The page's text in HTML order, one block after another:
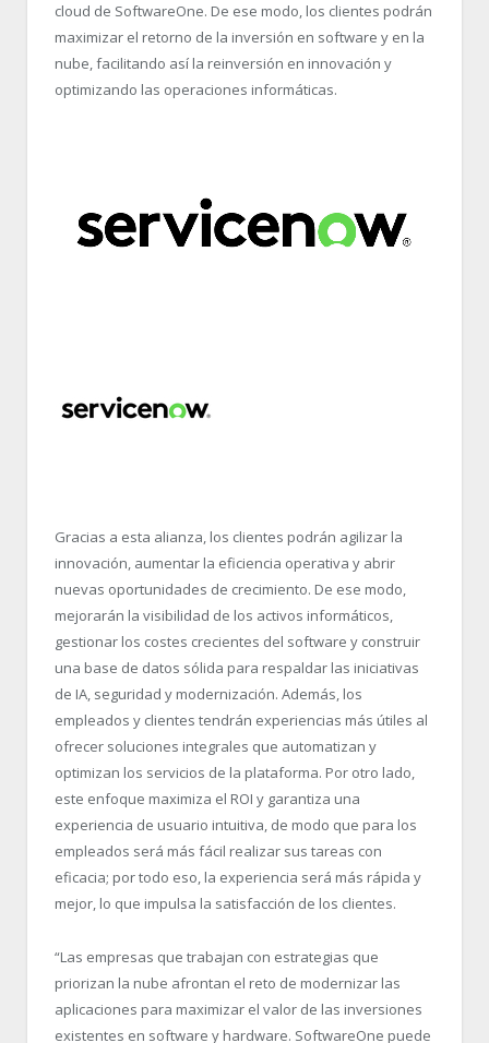
cloud de SoftwareOne. De ese modo, los clientes podrán
maximizar el retorno de la inversión en software y en la
nube, facilitando así la reinversión en innovación y
optimizando las operaciones informáticas.
Gracias a esta alianza, los clientes podrán agilizar la
innovación, aumentar la eficiencia operativa y abrir
nuevas oportunidades de crecimiento. De ese modo,
mejorarán la visibilidad de los activos informáticos,
gestionar los costes crecientes del software y construir
una base de datos sólida para respaldar las iniciativas
de IA, seguridad y modernización. Además, los
empleados y clientes tendrán experiencias más útiles al
ofrecer soluciones integrales que automatizan y
optimizan los servicios de la plataforma. Por otro lado,
este enfoque maximiza el ROI y garantiza una
experiencia de usuario intuitiva, de modo que para los
empleados será más fácil realizar sus tareas con
eficacia; por todo eso, la experiencia será más rápida y
mejor, lo que impulsa la satisfacción de los clientes.
“Las empresas que trabajan con estrategias que
priorizan la nube afrontan el reto de modernizar las
aplicaciones para maximizar el valor de las inversiones
existentes en software y hardware. SoftwareOne puede